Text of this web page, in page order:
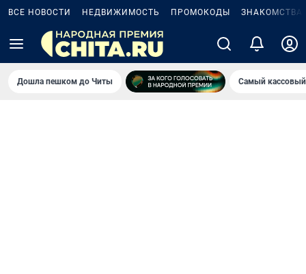
ВСЕ НОВОСТИ НЕДВИЖИМОСТЬ ПРОМОКОДЫ ЗНАКОМСТВА
Дошла пешком до Читы Самый